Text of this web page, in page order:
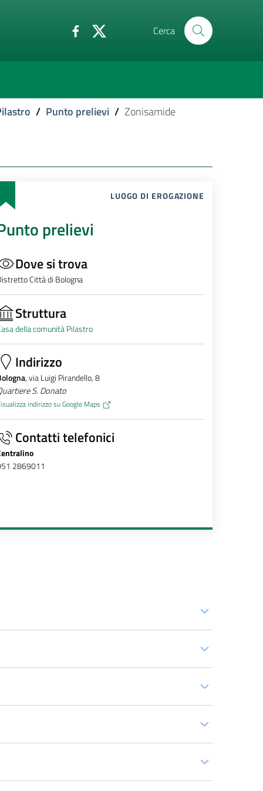
Cerca
/ Punto prelievi / Zonisamide
LUOGO DI EROGAZIONE
prelievi
Dove si trova
Città di Bologna
Struttura
della comunità Pilastro
Indirizzo
, via Luigi Pirandello, 8
S. Donato
indirizzo su Google Maps
Contatti telefonici
2869011